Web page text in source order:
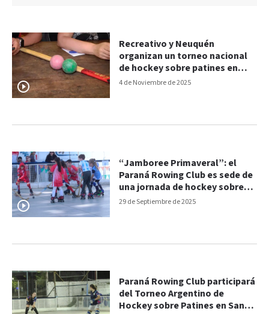
4 de Noviembre de 2025
Recreativo y Neuquén
organizan un torneo nacional
de hockey sobre patines en
Paraná
29 de Septiembre de 2025
“Jamboree Primaveral”: el
Paraná Rowing Club es sede de
una jornada de hockey sobre
patines
Paraná Rowing Club participará
del Torneo Argentino de
Hockey sobre Patines en San